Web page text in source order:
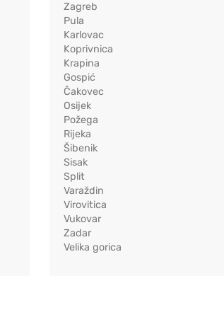
Zagreb
Pula
Karlovac
Koprivnica
Krapina
Gospić
Čakovec
Osijek
Požega
Rijeka
Šibenik
Sisak
Split
Varaždin
Virovitica
Vukovar
Zadar
Velika gorica